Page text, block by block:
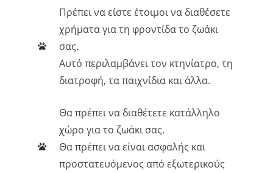
Πρέπει να είστε έτοιμοι να διαθέσετε
χρήματα για τη φροντίδα το ζωάκι
σας.
Αυτό περιλαμβάνει τον κτηνίατρο, τη
διατροφή, τα παιχνίδια και άλλα.
Θα πρέπει να διαθέτετε κατάλληλο
χώρο για το ζωάκι σας.
Θα πρέπει να είναι ασφαλής και
προστατευόμενος από εξωτερικούς